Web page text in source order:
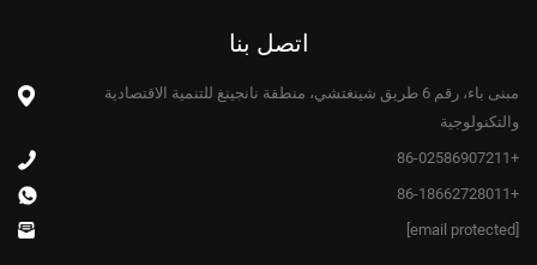
اتصل بنا
مبنى باء، رقم 6 طريق شينغتشي، منطقة نانجينغ للتنمية الاقتصادية
والتكنولوجية
+86-02586907211
+86-18662728011